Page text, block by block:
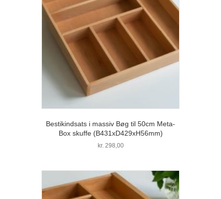
Bestikindsats i massiv Bøg til 50cm Meta-
Box skuffe (B431xD429xH56mm)
kr. 298,00